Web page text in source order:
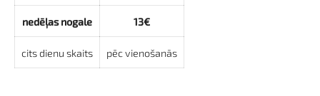
nedēļas nogale 13€
cits dienu skaits pēc vienošanās